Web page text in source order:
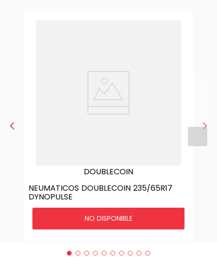
DOUBLECOIN
NEUMATICOS DOUBLECOIN 235/65R17
DYNOPULSE
NO DISPONIBLE